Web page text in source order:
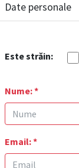
Date personale
Este străin:
Nume:*
Email:*